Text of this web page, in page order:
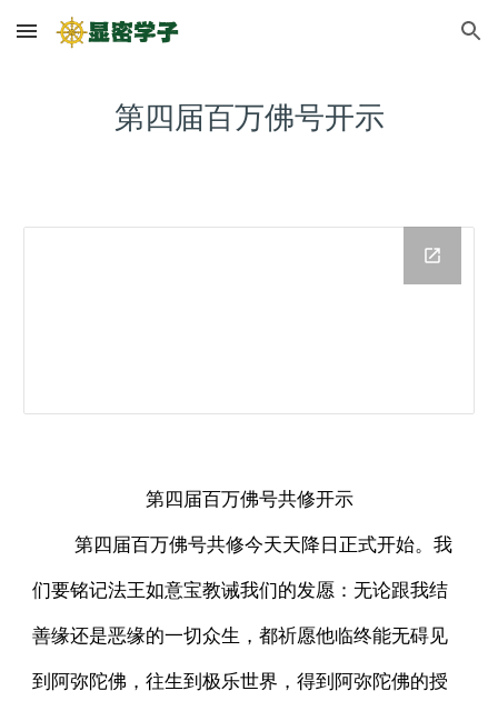
Skip to main content Skip to navigation
第四届百万佛号开示
第四届百万佛号共修开示
第四届百万佛号共修今天天降日正式开始。我
们要铭记法王如意宝教诫我们的发愿：无论跟我结
善缘还是恶缘的一切众生，都祈愿他临终能无碍见
到阿弥陀佛，往生到极乐世界，得到阿弥陀佛的授